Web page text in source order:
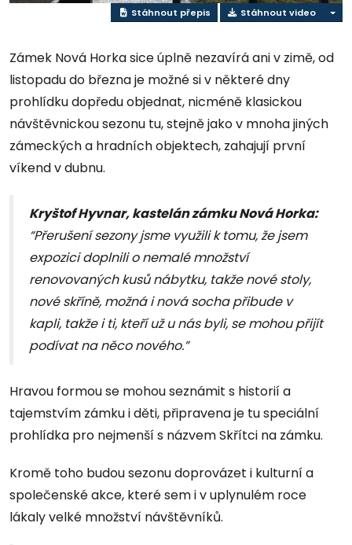
Stáhnout přepis Stáhnout video
Zámek Nová Horka sice úplně nezavírá ani v zimě, od
listopadu do března je možné si v některé dny
prohlídku dopředu objednat, nicméně klasickou
návštěvnickou sezonu tu, stejně jako v mnoha jiných
zámeckých a hradních objektech, zahajují první
víkend v dubnu.
Kryštof Hyvnar, kastelán zámku Nová Horka:
“Přerušení sezony jsme využili k tomu, že jsem
expozici doplnili o nemalé množství
renovovaných kusů nábytku, takže nové stoly,
nové skříně, možná i nová socha přibude v
kapli, takže i ti, kteří už u nás byli, se mohou přijít
podívat na něco nového.”
Hravou formou se mohou seznámit s historií a
tajemstvím zámku i děti, připravena je tu speciální
prohlídka pro nejmenší s názvem Skřítci na zámku.
Kromě toho budou sezonu doprovázet i kulturní a
společenské akce, které sem i v uplynulém roce
lákaly velké množství návštěvníků.